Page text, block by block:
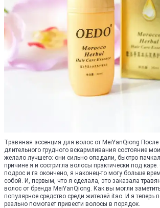
Травяная эссенция для волос от MeiYanQiong
длительного грудного вскармливания состояние
желало лучшего: они сильно опадали, быстро
причине я и состригла волосы практически под
подрос и гв окончено, я наконец-то могу больше
собой. И, первым, что я сделала, это заказала
волос от бренда MeiYanQiong. Как вы могли
популярное средство среди жителей itao. И я
реально помогает привести волосы в порядок.